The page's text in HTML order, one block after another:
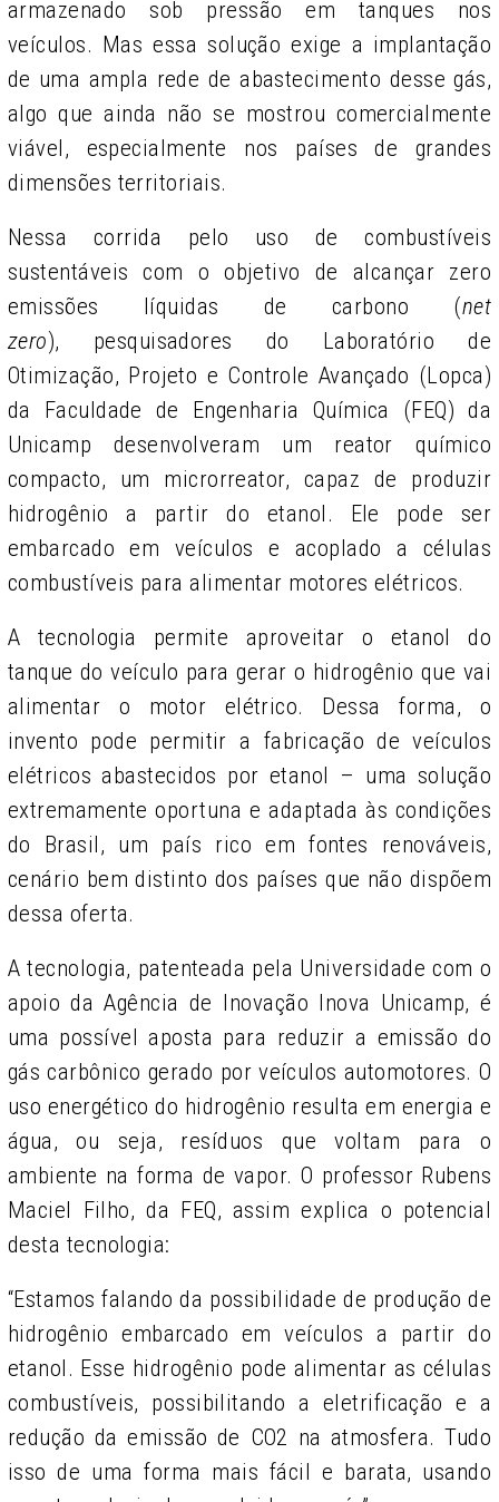
armazenado sob pressão em tanques nos
veículos. Mas essa solução exige a implantação
de uma ampla rede de abastecimento desse gás,
algo que ainda não se mostrou comercialmente
viável, especialmente nos países de grandes
dimensões territoriais.
Nessa corrida pelo uso de combustíveis
sustentáveis com o objetivo de alcançar zero
emissões líquidas de carbono (net
zero), pesquisadores do Laboratório de
Otimização, Projeto e Controle Avançado (Lopca)
da Faculdade de Engenharia Química (FEQ) da
Unicamp desenvolveram um reator químico
compacto, um microrreator, capaz de produzir
hidrogênio a partir do etanol. Ele pode ser
embarcado em veículos e acoplado a células
combustíveis para alimentar motores elétricos.
A tecnologia permite aproveitar o etanol do
tanque do veículo para gerar o hidrogênio que vai
alimentar o motor elétrico. Dessa forma, o
invento pode permitir a fabricação de veículos
elétricos abastecidos por etanol – uma solução
extremamente oportuna e adaptada às condições
do Brasil, um país rico em fontes renováveis,
cenário bem distinto dos países que não dispõem
dessa oferta.
A tecnologia, patenteada pela Universidade com o
apoio da Agência de Inovação Inova Unicamp, é
uma possível aposta para reduzir a emissão do
gás carbônico gerado por veículos automotores. O
uso energético do hidrogênio resulta em energia e
água, ou seja, resíduos que voltam para o
ambiente na forma de vapor. O professor Rubens
Maciel Filho, da FEQ, assim explica o potencial
desta tecnologia:
“Estamos falando da possibilidade de produção de
hidrogênio embarcado em veículos a partir do
etanol. Esse hidrogênio pode alimentar as células
combustíveis, possibilitando a eletrificação e a
redução da emissão de CO2 na atmosfera. Tudo
isso de uma forma mais fácil e barata, usando